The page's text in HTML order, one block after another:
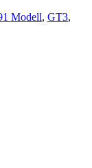
Modell, GT3,